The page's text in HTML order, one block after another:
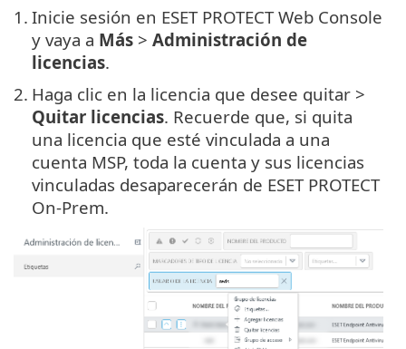
1. Inicie sesión en ESET PROTECT Web Console
y vaya a Más > Administración de
licencias.
2. Haga clic en la licencia que desee quitar >
Quitar licencias. Recuerde que, si quita
una licencia que esté vinculada a una
cuenta MSP, toda la cuenta y sus licencias
vinculadas desaparecerán de ESET PROTECT
On-Prem.